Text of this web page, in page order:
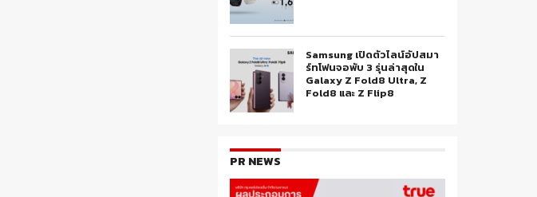
Samsung เปิดตัวไลน์อัปสมา
ร์ทโฟนจอพับ 3 รุ่นล่าสุดใน
Galaxy Z Fold8 Ultra, Z
Fold8 และ Z Flip8
PR NEWS